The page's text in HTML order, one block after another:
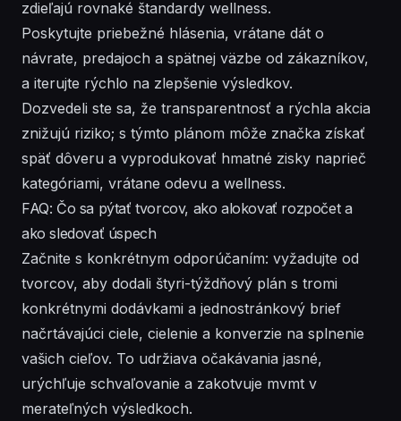
zdieľajú rovnaké štandardy wellness.
Poskytujte priebežné hlásenia, vrátane dát o
návrate, predajoch a spätnej väzbe od zákazníkov,
a iterujte rýchlo na zlepšenie výsledkov.
Dozvedeli ste sa, že transparentnosť a rýchla akcia
znižujú riziko; s týmto plánom môže značka získať
späť dôveru a vyprodukovať hmatné zisky naprieč
kategóriami, vrátane odevu a wellness.
FAQ: Čo sa pýtať tvorcov, ako alokovať rozpočet a
ako sledovať úspech
Začnite s konkrétnym odporúčaním: vyžadujte od
tvorcov, aby dodali štyri-týždňový plán s tromi
konkrétnymi dodávkami a jednostránkový brief
načrtávajúci ciele, cielenie a konverzie na splnenie
vašich cieľov. To udržiava očakávania jasné,
urýchľuje schvaľovanie a zakotvuje mvmt v
merateľných výsledkoch.